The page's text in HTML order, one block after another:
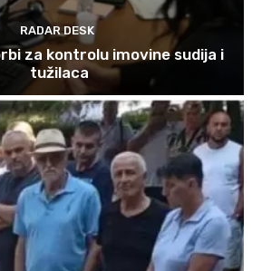
RADAR DESK
za kontrolu imovine sudija i
tužilaca